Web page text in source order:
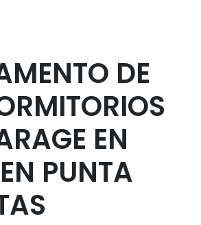
DE
EN
PUNTA